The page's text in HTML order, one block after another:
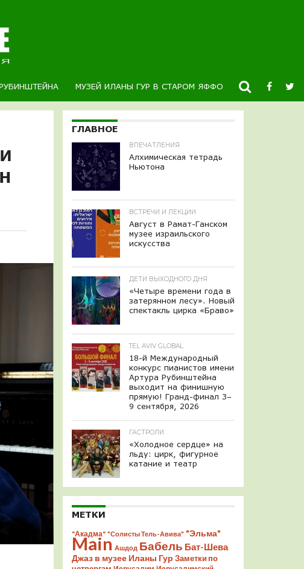
МУЗЕЙ ИЛАНЫ ГУР В СТАРОМ ЯФФО НОВОСТИ
ГЛАВНОЕ
ВПЕЧАТЛЕНИЯ
Алхимическая тетрадь
Ньютона
ВСТРЕЧИ И ЛЕКЦИИ
Август в Рамат-Ганском
музее израильского
искусства
ДЕТИ ВЫХОДНОГО ДНЯ
«Четыре времени года в
затерянном лесу». Новый
спектакль цирка «Браво»
TEL AVIV GLOBAL
18-й Международный
конкурс пианистов имени
Артура Рубинштейна
выходит на финишную
прямую! Гранд-финал 3–
9 сентября, 2026
ГАСТРОЛИ
«Холодное сердце» на
льду: цирк, фигурное
катание и театр
МЕТКИ
"Акадма" "Солисты Тель-Авива" "Эльма"
Main Ашдод Бабель Бат-Шева
Джаз в музее Иланы Гур Заметки по